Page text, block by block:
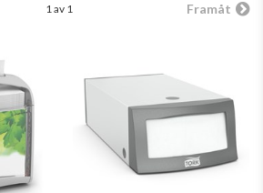
1 av 1 Framåt